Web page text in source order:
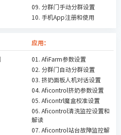
09. 分群门手动分群设置
10. 手机App注册和使用
应用：
01. AfiFarm参数设置
02. 分群门自动分群设置
03. 挤奶面板人机对话设置
04. Aficontrol挤奶参数设置
05. Aficontrl魔盒校准设置
06. Aficontrol清洗监控设置和
解读
07. Aficontrol站台故障监控解